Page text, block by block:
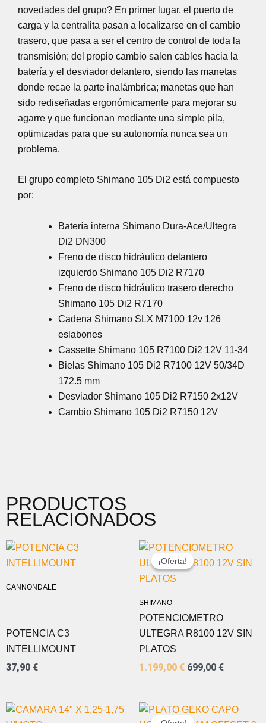
novedades del grupo? En primer lugar, el puerto de
carga y la centralita pasan a localizarse en el cambio
trasero, que pasa a ser el centro de control de toda la
transmisión; del propio cambio salen cables hacia la
batería y el desviador delantero, siendo las manetas
donde recae la parte inalámbrica; manetas que han
sido rediseñadas ergonómicamente para mejorar su
agarre y que funcionan mediante una simple pila,
optimizadas para que su autonomía nunca sea un
problema.
El grupo completo Shimano 105 Di2 está compuesto
por:
Batería interna Shimano Dura-Ace/Ultegra
Di2 DN300
Freno de disco hidráulico delantero
izquierdo Shimano 105 Di2 R7170
Freno de disco hidráulico trasero derecho
Shimano 105 Di2 R7170
Cadena Shimano SLX M7100 12v 126
eslabones
Cassette Shimano 105 R7100 Di2 12V 11-34
Bielas Shimano 105 Di2 R7100 12V 50/34D
172.5 mm
Desviador Shimano 105 Di2 R7150 2x12V
Cambio Shimano 105 Di2 R7150 12V
PRODUCTOS
RELACIONADOS
CANNONDALE
POTENCIA C3
INTELLIMOUNT
37,90 €
¡Oferta!
SHIMANO
¡Oferta!
POTENCIOMETRO
ULTEGRA R8100 12V SIN
PLATOS
1.199,00€
EL
PRECIO
ORIGINAL
699,00 €
EL
PRECIO
ACTUAL
EL
PRECIO
EL
PRECIO